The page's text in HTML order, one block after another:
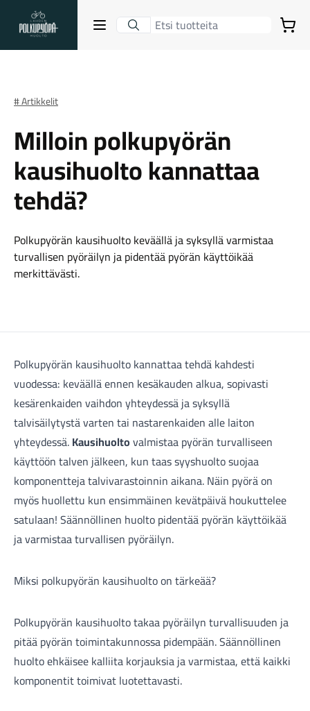
Lahden Polkupyörähuolto - etusivulle
Avaa sulje valikko
Suositut osastot
Maastosähköpyörät
Kaupunkisähköpyörät
Ostoskori
# Artikkelit
Milloin polkupyörän
kausihuolto kannattaa
tehdä?
Polkupyörän kausihuolto keväällä ja syksyllä varmistaa
turvallisen pyöräilyn ja pidentää pyörän käyttöikää
merkittävästi.
Polkupyörän kausihuolto kannattaa tehdä kahdesti
vuodessa: keväällä ennen kesäkauden alkua, sopivasti
kesärenkaiden vaihdon yhteydessä ja syksyllä
talvisäilytystä varten tai nastarenkaiden alle laiton
yhteydessä.Kausihuoltovalmistaa pyörän turvalliseen
käyttöön talven jälkeen, kun taas syyshuolto suojaa
komponentteja talvivarastoinnin aikana. Näin pyörä on
myös huollettu kun ensimmäinen kevätpäivä houkuttelee
satulaan! Säännöllinen huolto pidentää pyörän käyttöikää
ja varmistaa turvallisen pyöräilyn.
Miksi polkupyörän kausihuolto on tärkeää?
Polkupyörän kausihuolto takaa pyöräilyn turvallisuuden ja
pitää pyörän toimintakunnossa pidempään. Säännöllinen
huolto ehkäisee kalliita korjauksia ja varmistaa, että kaikki
komponentit toimivat luotettavasti.